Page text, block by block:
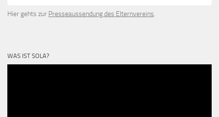
Hier gehts zur Presseaussendung des Elternvereins.
WAS IST SOLA?